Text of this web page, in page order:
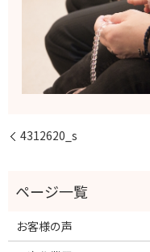
4312620_s
お客様の声